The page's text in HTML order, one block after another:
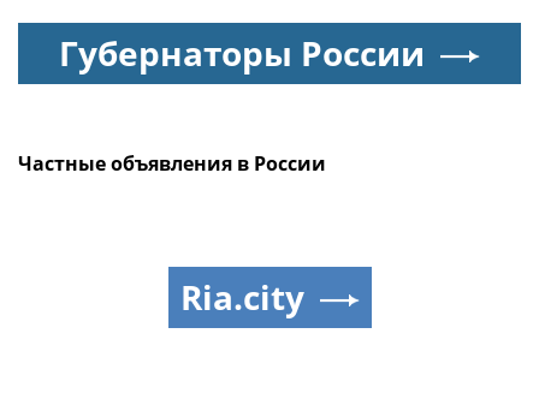
Губернаторы России
Частные объявления в России
Ria.city